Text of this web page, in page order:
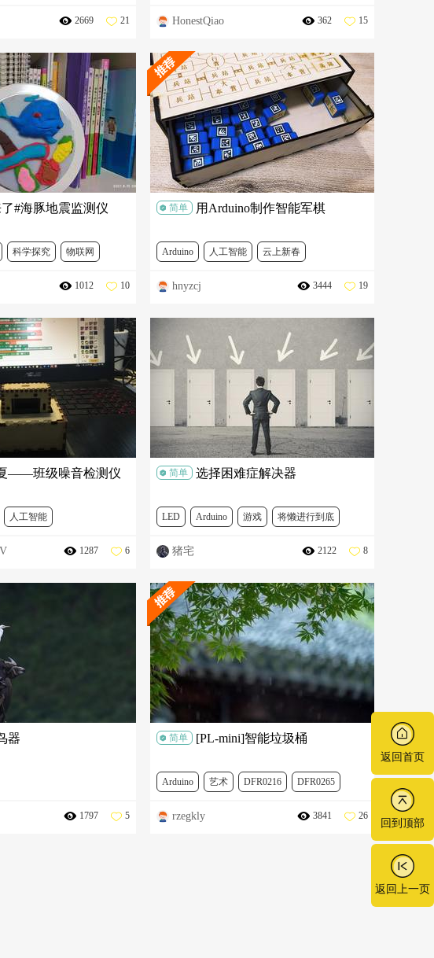
返回首页
回到顶部
返回上一页
DFR0032 2669 21 物联网 DFR0868 DFR0032
DFR0650 DFR0375
HonestQiao 362 15
#海豚地震监测仪
科学探究 物联网
DFR0012
R DFR0032
1012 10
简单 用Arduino制作智能军棋
Arduino 人工智能 云上新春
DFR0216-2 DFR0032
hnyzcj 3444 19
——班级噪音检测仪
人工智能
赛 DFR0034
1287 6
简单 选择困难症解决器
LED Arduino 游戏 将懒进行到底
DFR0216 DFR0029-Y
DFR0089 DFR0032
猪宅 2122 8
器
意征集 SEN0314
1797 5
简单 [PL-mini]智能垃圾桶
Arduino 艺术 DFR0216 DFR0265
DFR0031-R FIT0056 FIT0141
rzegkly 3841 26